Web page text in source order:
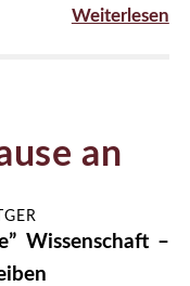
Weiterlesen
an
Wissenschaft –